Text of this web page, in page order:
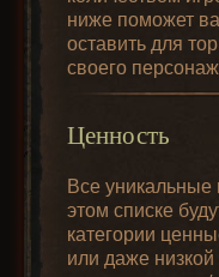
кражу
слоте
молнии,
Breakpoint,
того, что
спрайтах,
скорость
ускоренное
ударов),
скорость
Attack
ниже поможет
оставить для
своего
Ценность
Все уникальные
этом списке
категории
или даже